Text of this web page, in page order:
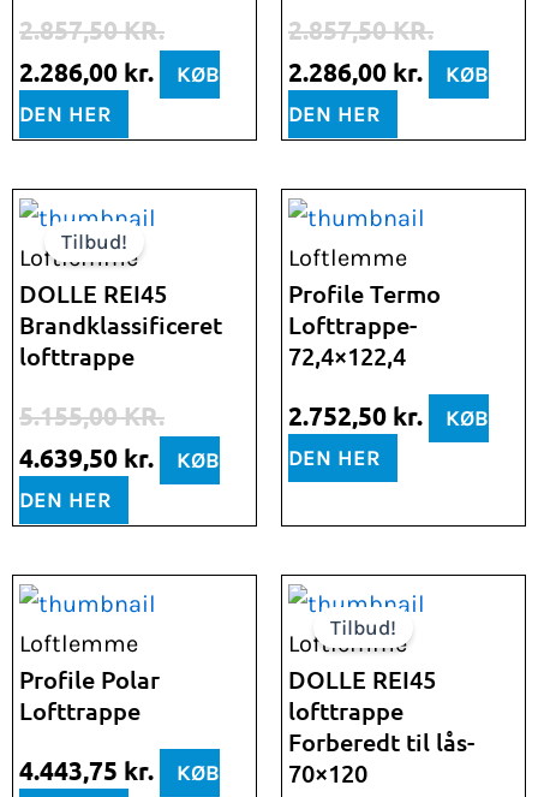
2.857,50KR.
2.857,50 kr..
2.286,00 kr.
2.286,00 kr..
KØB
DEN HER
2.857,50KR.
2.857,50 kr..
2.286,00 kr.
KØB
DEN HER
Tilbud!
Loftlemme
DOLLE REI45
Brandklassificeret
lofttrappe
5.155,00KR.
Den
oprindelige
pris
var:
5.155,00 kr..
4.639,50 kr.
Den
pris
er:
4.639,50 kr..
KØB
DEN HER
Loftlemme
Profile Termo
Lofttrappe-
72,4×122,4
2.752,50 kr.
KØB
DEN HER
Loftlemme
Profile Polar
Lofttrappe
4.443,75 kr.
KØB
Tilbud!
Loftlemme
DOLLE REI45
lofttrappe
Forberedt til lås-
70×120
Den
oprindelige
pris
var:
6.057,50 kr..
Den
pris
5.451,75